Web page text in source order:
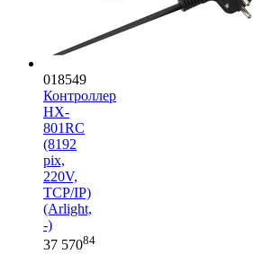
018549
Контроллер
HX-
801RC
(8192
pix,
220V,
TCP/IP)
(Arlight,
-)
37 57084